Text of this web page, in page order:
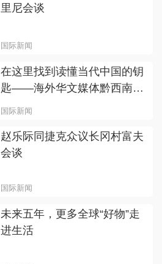
里尼会谈
国际新闻
在这里找到读懂当代中国的钥
匙——海外华文媒体黔西南州
参访侧记
国际新闻
赵乐际同捷克众议长冈村富夫
会谈
国际新闻
未来五年，更多全球“好物”走
进生活